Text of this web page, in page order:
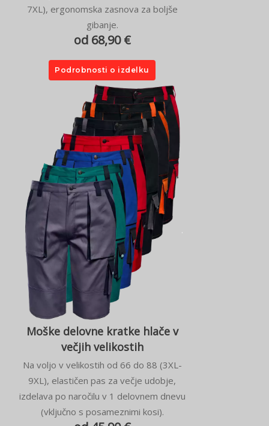
7XL), ergonomska zasnova za boljše
gibanje.
od 68,90 €
Podrobnosti o izdelku
Moške delovne kratke hlače v
večjih velikostih
Na voljo v velikostih od 66 do 88 (3XL-
9XL), elastičen pas za večje udobje,
izdelava po naročilu v 1 delovnem dnevu
(vključno s posameznimi kosi).